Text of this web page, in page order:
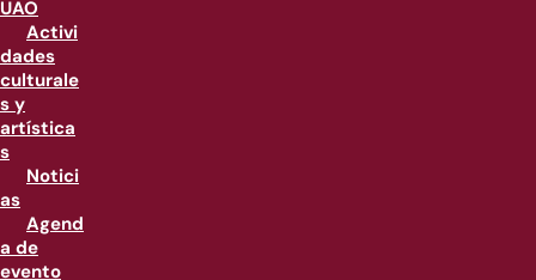
UAO
Activi
dades
culturale
s y
artística
s
Notici
as
Agend
a de
evento